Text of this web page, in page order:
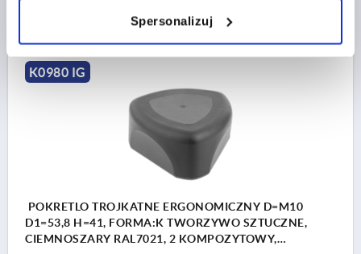
Spersonalizuj
K0980 IG
POKRETLO TROJKATNE ERGONOMICZNY D=M10
D1=53,8 H=41, FORMA:K TWORZYWO SZTUCZNE,
CIEMNOSZARY RAL7021, 2 KOMPOZYTOWY,